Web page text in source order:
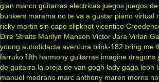
gian marco guitarras electricas juegos juegos
bunkers marama no te va a gustar piano virtual
ricky martin sin capo slipknot vicentico
Dire Straits Marilyn Manson Victor Jara Virlan
young autodidacta aventura blink-182 bring me
farruko fifth harmony guitarras imagine dragons
de guitarra la oreja de van gogh lady gaga leon
manuel medrano marc anthony maren morris